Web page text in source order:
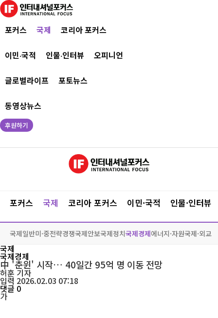
포커스 국제 코리아 포커스
이민·국적 인물·인터뷰 오피니언
글로벌라이프 포토뉴스
동영상뉴스
후원하기
포커스 국제 코리아 포커스 이민·국적 인물·인터뷰
국제일반미·중전략경쟁국제안보국제정치국제경제에너지·자원국제·외교
국제
국제경제
中 '춘윈' 시작… 40일간 95억 명 이동 전망
허훈기자
입력 2026.02.03 07:18
댓글 0
가